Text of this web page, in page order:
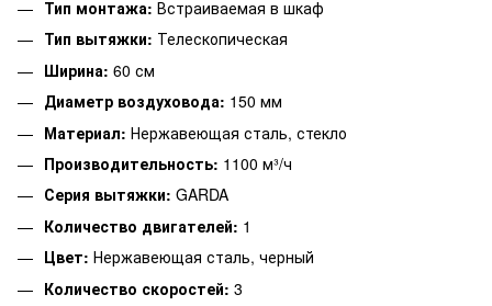
Тип монтажа: Встраиваемая в шкаф
Тип вытяжки: Телескопическая
Ширина: 60 см
Диаметр воздуховода: 150 мм
Материал: Нержавеющая сталь, стекло
Производительность: 1100 м³/ч
Серия вытяжки: GARDA
Количество двигателей: 1
Цвет: Нержавеющая сталь, черный
Количество скоростей: 3